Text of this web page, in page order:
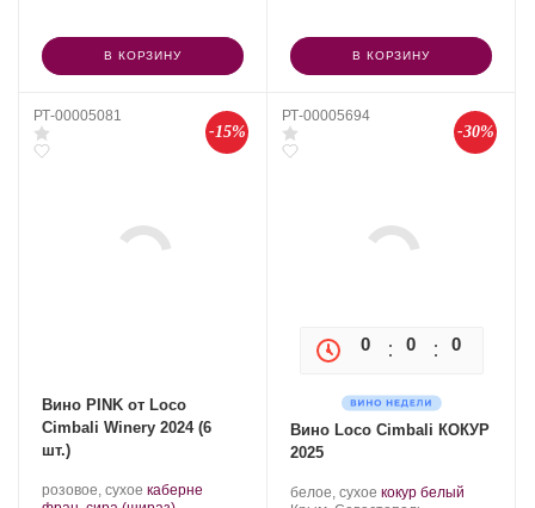
В КОРЗИНУ В КОРЗИНУ
РТ-00005081
-15%
Вино PINK от Loco
Cimbali Winery 2024 (6
шт.)
Производитель:
розовое, сухое .каберне
РТ-00005694
-30%
0 0 0
Вино Loco Cimbali КОКУР
2025
Производитель:
белое, сухое .кокур белый